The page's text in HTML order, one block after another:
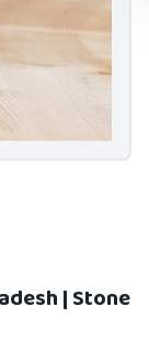
| Stone